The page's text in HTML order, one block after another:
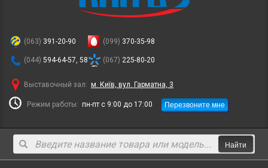
(063) 391-20-90
(044) 594-64-57, 58
(099) 370-35-98
(067) 225-80-20
Выставочный зал: м. Київ, вул. Гарматна, 3
Режим работы: пн-пт с 9:00 до 17:00 Перезвоните мне
Найти